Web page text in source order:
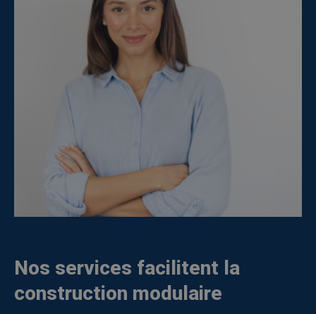
Nos services facilitent la
construction modulaire